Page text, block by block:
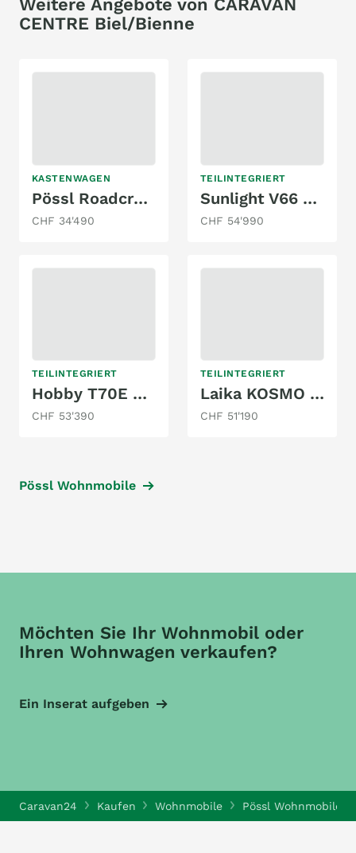
Weitere Angebote von CARAVAN
CENTRE Biel/Bienne
KASTENWAGEN
Pössl Roadcruiser 640 - AUTOMAT
CHF 34'490
TEILINTEGRIERT
Sunlight V66 BLACK EDITION - top Reisewagen!
CHF 54'990
TEILINTEGRIERT
Hobby T70E Optima DeLuxe
CHF 53'390
TEILINTEGRIERT
Laika KOSMO 209
CHF 51'190
Pössl Wohnmobile
Möchten Sie Ihr Wohnmobil oder
Ihren Wohnwagen verkaufen?
Ein Inserat aufgeben
Caravan24 Kaufen Wohnmobile Pössl Wohnmobile